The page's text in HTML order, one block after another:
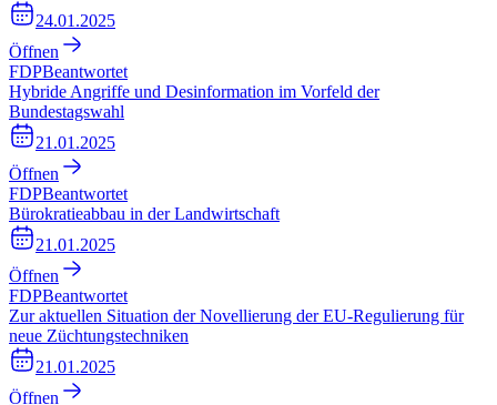
24.01.2025
Öffnen
FDPBeantwortet
Hybride Angriffe und Desinformation im Vorfeld der
Bundestagswahl
21.01.2025
Öffnen
FDPBeantwortet
Bürokratieabbau in der Landwirtschaft
21.01.2025
Öffnen
FDPBeantwortet
Zur aktuellen Situation der Novellierung der EU-Regulierung für
neue Züchtungstechniken
21.01.2025
Öffnen